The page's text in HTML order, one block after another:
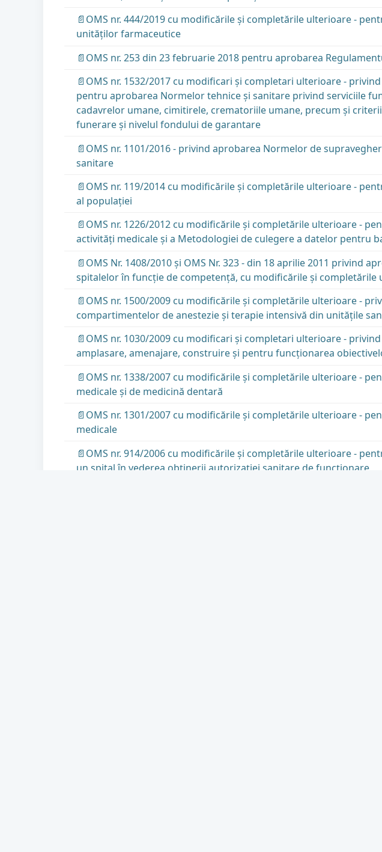
📄OMS nr. 444/2019 cu modificările și completările ulterioare -
unităţilor farmaceutice
📄OMS nr. 253 din 23 februarie 2018 pentru aprobarea
📄OMS nr. 1532/2017 cu modificari și completari ulterioare -
pentru aprobarea Normelor tehnice şi sanitare privind serviciile
cadavrelor umane, cimitirele, crematoriile umane, precum şi
funerare şi nivelul fondului de garantare
📄OMS nr. 1101/2016 - privind aprobarea Normelor de
sanitare
📄OMS nr. 119/2014 cu modificările și completările ulterioare -
al populaţiei
📄OMS nr. 1226/2012 cu modificările și completările ulterioare -
activităţi medicale şi a Metodologiei de culegere a datelor pentru
📄OMS Nr. 1408/2010 și OMS Nr. 323 - din 18 aprilie 2011
spitalelor în funcţie de competenţă, cu modificările și completările
📄OMS nr. 1500/2009 cu modificările și completările ulterioare -
compartimentelor de anestezie şi terapie intensivă din unităţile
📄OMS nr. 1030/2009 cu modificari și completari ulterioare -
amplasare, amenajare, construire şi pentru funcţionarea
📄OMS nr. 1338/2007 cu modificările și completările ulterioare -
medicale şi de medicină dentară
📄OMS nr. 1301/2007 cu modificările şi completările ulterioare -
medicale
📄OMS nr. 914/2006 cu modificările și completările ulterioare -
un spital în vederea obţinerii autorizaţiei sanitare de funcţionare